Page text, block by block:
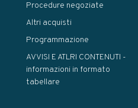
Procedure negoziate
Altri acquisti
Programmazione
AVVISI E ATLRI CONTENUTI -
informazioni in formato
tabellare